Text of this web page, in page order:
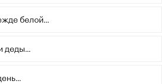
белой...
деды...